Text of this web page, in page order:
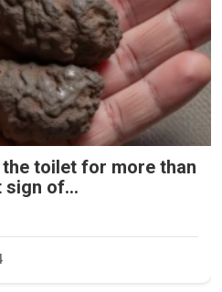
the toilet for more than
sign of...